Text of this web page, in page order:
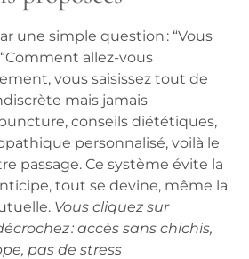
une simple question : “Vous
allez-vous
vous saisissez tout de
mais jamais
conseils diététiques,
personnalisé, voilà le
passage. Ce système évite la
tout se devine, même la
Vous cliquez sur
: accès sans chichis,
pas de stress